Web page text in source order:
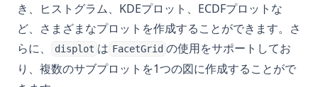
き、ヒストグラム、KDEプロット、ECDFプロットな
ど、さまざまなプロットを作成することができます。さ
らに、
displot は FacetGrid の使用をサポートしてお
り、複数のサブプロットを1つの図に作成することがで